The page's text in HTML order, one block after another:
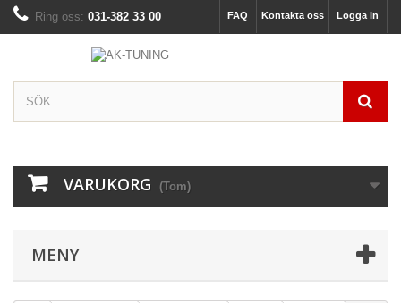
Logga in
Kontakta oss
FAQ
Ring oss: 031-382 33 00
VARUKORG (Tom)
MENY